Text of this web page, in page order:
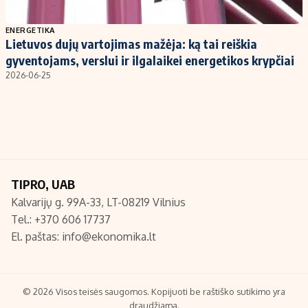
Populiarios temos
Investavimas
Akcijų rinka
Titulinis
Nedarbo išmokos skaičiuoklė
Redakcija
Turinio žymėjimo taisyklės
ENERGETIKA
Lietuvos dujų vartojimas mažėja: ką tai reiškia
gyventojams, verslui ir ilgalaikei energetikos krypčiai
2026-06-25
TIPRO, UAB
Kalvarijų g. 99A-33, LT-08219 Vilnius
Tel.: +370 606 17737
El. paštas: info@ekonomika.lt
© 2026 Visos teisės saugomos. Kopijuoti be raštiško sutikimo yra
draudžiama.